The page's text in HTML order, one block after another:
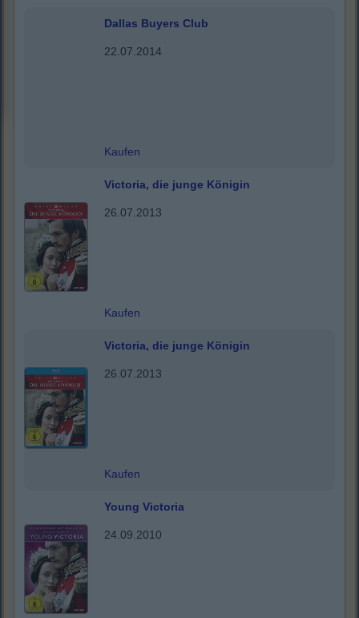
Dallas Buyers Club
22.07.2014
Kaufen
Victoria, die junge Königin
26.07.2013
Kaufen
Victoria, die junge Königin
26.07.2013
Kaufen
Young Victoria
24.09.2010